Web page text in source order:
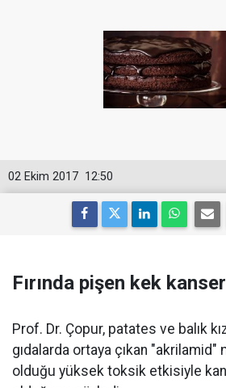
12:50
02 Ekim 2017
Fırında pişen kek
Prof. Dr. Çopur, patates ve balık
gıdalarda ortaya çıkan "akrilamid"
olduğu yüksek toksik etkisiyle